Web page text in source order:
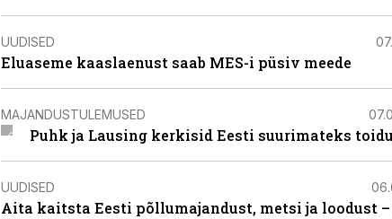
UUDISED
Eluaseme kaaslaenust saab MES-i püsiv meede
MAJANDUSTULEMUSED
Puhk ja Lausing kerkisid Eesti suurimateks
UUDISED
Aita kaitsta Eesti põllumajandust, metsi ja loodust